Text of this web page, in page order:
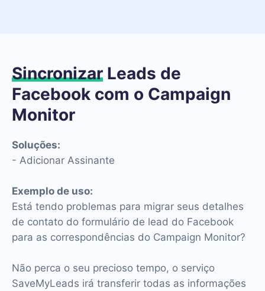
Sincronizar Leads de
Facebook com o Campaign
Monitor
Soluções:
- Adicionar Assinante
Exemplo de uso:
Está tendo problemas para migrar seus detalhes
de contato do formulário de lead do Facebook
para as correspondências do Campaign Monitor?
Não perca o seu precioso tempo, o serviço
SaveMyLeads irá transferir todas as informações